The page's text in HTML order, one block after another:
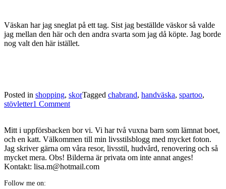
Väskan har jag sneglat på ett tag. Sist jag beställde väskor så valde
jag mellan den här och den andra svarta som jag då köpte. Jag borde
nog valt den här istället.
Posted in shopping, skorTagged chabrand, handväska, spartoo,
stövletter1 Comment
Mitt i uppförsbacken bor vi. Vi har två vuxna barn som lämnat boet,
och en katt. Välkommen till min livsstilsblogg med mycket foton.
Jag skriver gärna om våra resor, livsstil, hudvård, renovering och så
mycket mera. Obs! Bilderna är privata om inte annat anges!
Kontakt: lisa.m@hotmail.com
Follow me on: